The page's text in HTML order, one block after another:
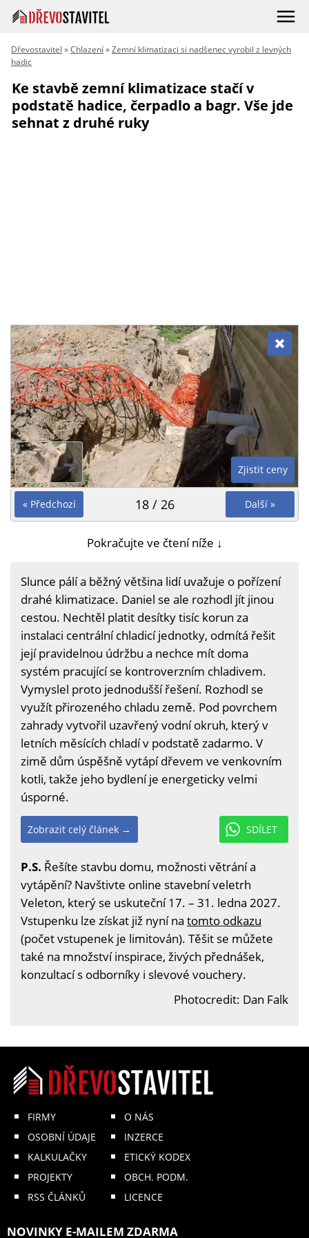
Dřevostavitel »Chlazení»Zemní klimatizaci si nadšenec vyrobil z levných
hadic
Ke stavbě zemní klimatizace stačí v
podstatě hadice, čerpadlo a bagr. Vše jde
sehnat z druhé ruky
Zjistit ceny
« Předchozí Další »
18 / 26
Pokračujte ve čtení níže ↓
Slunce pálí a běžný většina lidí uvažuje o pořízení
drahé klimatizace. Daniel se ale rozhodl jít jinou
cestou. Nechtěl platit desítky tisíc korun za
instalaci centrální chladicí jednotky, odmítá řešit
její pravidelnou údržbu a nechce mít doma
systém pracující se kontroverzním chladivem.
Vymyslel proto jednodušší řešení. Rozhodl se
využít přirozeného chladu země. Pod povrchem
zahrady vytvořil uzavřený vodní okruh, který v
letních měsících chladí v podstatě zadarmo. V
zimě dům úspěšně vytápí dřevem ve venkovním
kotli, takže jeho bydlení je energeticky velmi
úsporné.
SDÍLET
Zobrazit celý článek →
P.S. Řešíte stavbu domu, možnosti větrání a
vytápění? Navštivte online stavební veletrh
Veleton, který se uskuteční 17. – 31. ledna 2027.
Vstupenku lze získat již nyní na tomto odkazu
(počet vstupenek je limitován). Těšit se můžete
také na množství inspirace, živých přednášek,
konzultací s odborníky i slevové vouchery.
Photocredit: Dan Falk
FIRMY
OSOBNÍ ÚDAJE
KALKULAČKY
PROJEKTY
RSS ČLÁNKŮ
O NÁS
INZERCE
ETICKÝ KODEX
OBCH. PODM.
LICENCE
NOVINKY E-MAILEM ZDARMA